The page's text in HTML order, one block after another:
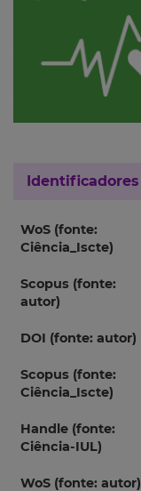
WoS (fonte:
Ciência_Iscte)
Scopus (fonte:
autor)
DOI (fonte: autor)
Scopus (fonte:
Ciência_Iscte)
Handle (fonte:
Ciência-IUL)
WoS (fonte: autor)